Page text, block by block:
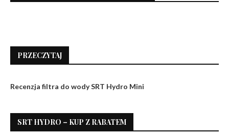
PRZECZYTAJ
Recenzja filtra do wody SRT Hydro Mini
SRT HYDRO – KUP Z RABATEM